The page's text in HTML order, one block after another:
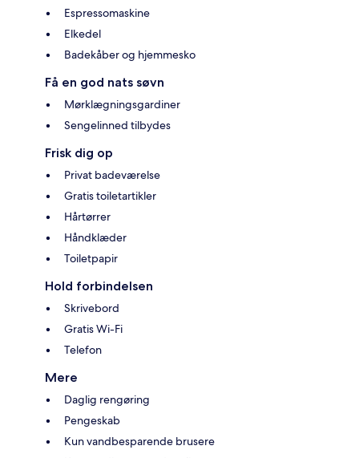
Espressomaskine
Elkedel
Badekåber og hjemmesko
Få en god nats søvn
Mørklægningsgardiner
Sengelinned tilbydes
Frisk dig op
Privat badeværelse
Gratis toiletartikler
Hårtørrer
Håndklæder
Toiletpapir
Hold forbindelsen
Skrivebord
Gratis Wi-Fi
Telefon
Mere
Daglig rengøring
Pengeskab
Kun vandbesparende brusere